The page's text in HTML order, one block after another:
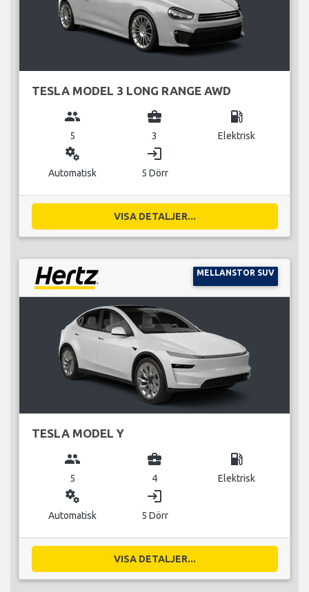
TESLA MODEL 3 LONG RANGE AWD
group
5
business_center
3
local_gas_station
Elektrisk
miscellaneous_services
Automatisk
login
5 Dörr
VISA DETALJER...
MELLANSTOR SUV
TESLA MODEL Y
group
5
business_center
4
local_gas_station
Elektrisk
miscellaneous_services
Automatisk
login
5 Dörr
VISA DETALJER...